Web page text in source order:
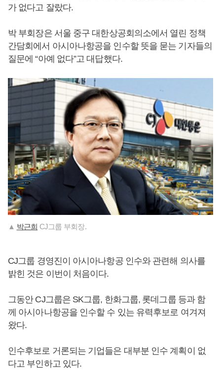
가 없다고 잘랐다.
박 부회장은 서울 중구 대한상공회의소에서 열린 정책
간담회에서 아시아나항공을 인수할 뜻을 묻는 기자들의
질문에 “아예 없다”고 대답했다.
▲ 박근희 CJ그룹 부회장.
CJ그룹 경영진이 아시아나항공 인수와 관련해 의사를
밝힌 것은 이번이 처음이다.
그동안 CJ그룹은 SK그룹, 한화그룹, 롯데그룹 등과 함
께 아시아나항공을 인수할 수 있는 유력후보로 여겨져
왔다.
인수후보로 거론되는 기업들은 대부분 인수 계획이 없
다고 부인하고 있다.